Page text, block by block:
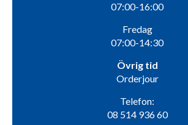
07:00-16:00
Fredag
07:00-14:30
Övrig tid
Orderjour
Telefon:
08 514 936 60